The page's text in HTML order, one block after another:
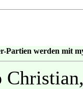
Partien werden mit